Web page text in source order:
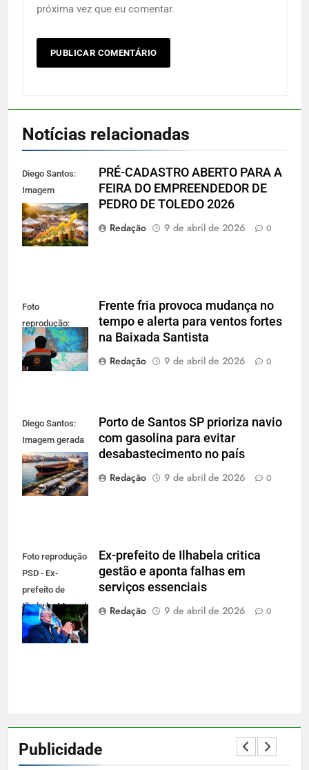
próxima vez que eu comentar.
Notícias relacionadas
Diego Santos:
Imagem
reprodução
gerada por IA
PRÉ-CADASTRO ABERTO PARA A
FEIRA DO EMPREENDEDOR DE
PEDRO DE TOLEDO 2026
Redação
9 de abril de 2026 0
Foto
reprodução:
Defesa Civil SP
Frente fria provoca mudança no
tempo e alerta para ventos fortes
na Baixada Santista
Redação
9 de abril de 2026 0
Diego Santos:
Imagem gerada
por IA para
reprodução
Porto de Santos SP prioriza navio
com gasolina para evitar
desabastecimento no país
Redação
9 de abril de 2026 0
Foto reprodução
PSD - Ex-
prefeito de
Ilhabela: Manoel
Marcos de
Jesus Ferreira
Ex-prefeito de Ilhabela critica
gestão e aponta falhas em
serviços essenciais
Redação
9 de abril de 2026 0
Publicidade